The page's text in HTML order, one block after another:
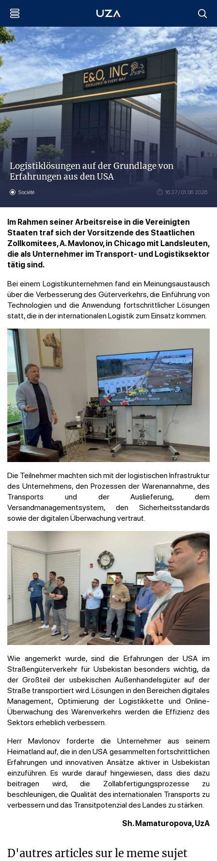
Logistiklösungen auf der Grundlage von
Erfahrungen aus den USA
Société 16:37 / 01.06.2026
Im Rahmen seiner Arbeitsreise in die Vereinigten
Staaten traf sich der Vorsitzende des Staatlichen
Zollkomitees, A. Mavlonov, in Chicago mit Landsleuten,
die als Unternehmer im Transport- und Logistiksektor
tätig sind.
Bei einem Logistikunternehmen fand ein Meinungsaustausch
über die Verbesserung des Güterverkehrs, die Einführung von
Technologien und die Anwendung fortschrittlicher Lösungen
statt, die in der internationalen Logistik zum Einsatz kommen.
Die Teilnehmer machten sich mit der logistischen Infrastruktur
des Unternehmens, den Prozessen der Warenannahme, des
Transports und der Auslieferung, dem
Versandmanagementsystem, den Sicherheitsstandards
sowie der digitalen Überwachung vertraut.
Wie angemerkt wurde, sind die Erfahrungen der USA im
Straßengüterverkehr für Usbekistan besonders wichtig, da
der Großteil der usbekischen Außenhandelsgüter auf der
Straße transportiert wird. Lösungen in den Bereichen digitales
Management, Optimierung der Logistikkette und Online-
Überwachung des Warenverkehrs werden die Effizienz des
Sektors erheblich verbessern.
Herr Mavlonov forderte die Unternehmer aus seinem
Heimatland auf, die in den USA gesammelten fortschrittlichen
Erfahrungen und innovativen Ansätze aktiver in Usbekistan
einzuführen. Es wurde darauf hingewiesen, dass dies dazu
beitragen wird, die Zollabfertigungsprozesse zu
beschleunigen, die Qualität des internationalen Transports zu
verbessern und das Transitpotenzial des Landes zu stärken.
Sh. Mamaturopova, UzA
D'autres articles sur le meme sujet